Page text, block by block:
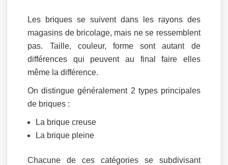
Les briques se suivent dans les rayons des
magasins de bricolage, mais ne se ressemblent
pas. Taille, couleur, forme sont autant de
différences qui peuvent au final faire elles
même la différence.
On distingue généralement 2 types principales
de briques :
La brique creuse
La brique pleine
Chacune de ces catégories se subdivisant